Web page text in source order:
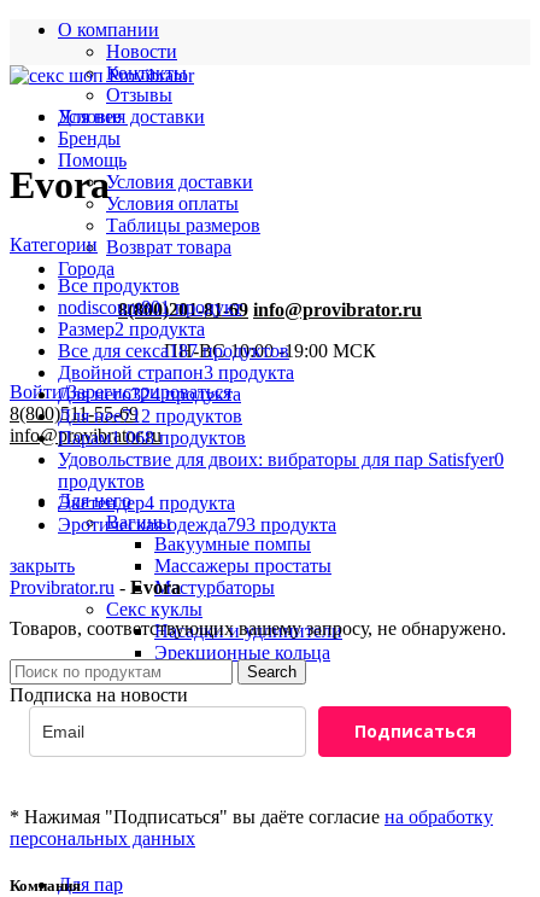
О компании
Новости
Контакты
Отзывы
Условия доставки
Бренды
Помощь
Условия доставки
Условия оплаты
Таблицы размеров
Возврат товара
Города
8(800)201-81-69 info@provibrator.ru
ПН-ВС 10:00 -19:00 МСК
Войти/Зарегистрироваться
8(800)511-55-69
info@provibrator.ru
Для нее
Для него
Вагины
Вакуумные помпы
Массажеры простаты
Мастурбаторы
Секс куклы
Насадки и удлинители
Эрекционные кольца
Для пар
Evora
Категории
Все продуктов
nodiscount801 продукт
Размер2 продукта
Все для секса187 продуктов
Двойной страпон3 продукта
Для него324 продукта
Для нее712 продуктов
Парам1 068 продуктов
Удовольствие для двоих: вибраторы для пар Satisfyer0
продуктов
Экстендер4 продукта
Эротическая одежда793 продукта
закрыть
Provibrator.ru - Evora
Товаров, соответствующих вашему запросу, не обнаружено.
Search
Подписка на новости
Подписаться
* Нажимая "Подписаться" вы даёте согласие на обработку
персональных данных
Компания